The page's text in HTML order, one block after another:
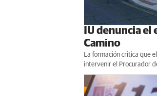
IU denuncia
Camino
La formación critica que
intervenir el Procurador